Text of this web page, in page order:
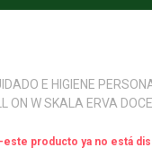
E HIGIENE
ON W SKALA ERVA
producto ya no está